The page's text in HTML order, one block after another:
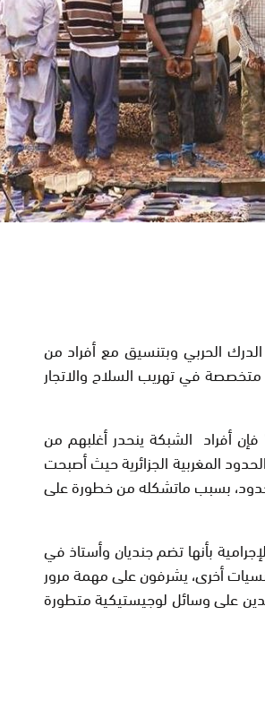
الحربي وبتنسيق مع أفراد من
في تهريب السلاح والاتجار
أفراد الشبكة ينحدر أغلبهم من
المغربية الجزائرية حيث أصبحت
بسبب ماتشكله من خطورة على
بأنها تضم جنديان وأستاذ في
أخرى، يشرفون على مهمة مرور
على وسائل لوجيستيكية متطورة